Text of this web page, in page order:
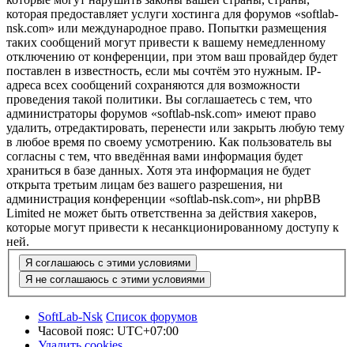
которая предоставляет услуги хостинга для форумов «softlab-
nsk.com» или международное право. Попытки размещения
таких сообщений могут привести к вашему немедленному
отключению от конференции, при этом ваш провайдер будет
поставлен в известность, если мы сочтём это нужным. IP-
адреса всех сообщений сохраняются для возможности
проведения такой политики. Вы соглашаетесь с тем, что
администраторы форумов «softlab-nsk.com» имеют право
удалить, отредактировать, перенести или закрыть любую тему
в любое время по своему усмотрению. Как пользователь вы
согласны с тем, что введённая вами информация будет
храниться в базе данных. Хотя эта информация не будет
открыта третьим лицам без вашего разрешения, ни
администрация конференции «softlab-nsk.com», ни phpBB
Limited не может быть ответственна за действия хакеров,
которые могут привести к несанкционированному доступу к
ней.
SoftLab-Nsk Список форумов
Часовой пояс: UTC+07:00